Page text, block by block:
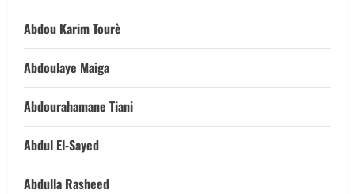
Abdou Karim Tourè
Abdoulaye Maiga
Abdourahamane Tiani
Abdul El-Sayed
Abdulla Rasheed